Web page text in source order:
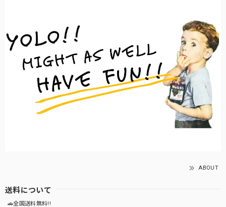
ABOUT
送料について
🚗全国送料無料!!